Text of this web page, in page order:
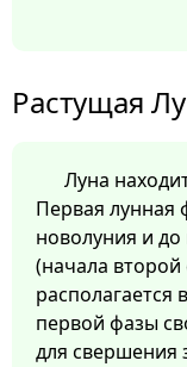
Растущая
Луна
Первая лунная
новолуния и
(начала
располагается
первой фазы
для свершения